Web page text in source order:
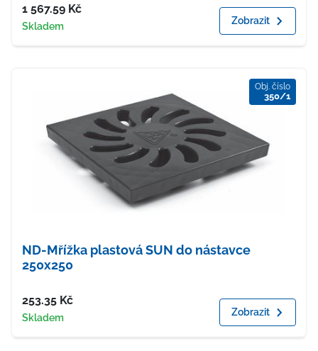
Cena
1 567.59 Kč
Dostupnost
Skladem Zobrazit
Obj. číslo
350/1
ND-Mřížka plastová SUN do nástavce
250x250
Cena
253.35 Kč
Dostupnost
Skladem Zobrazit